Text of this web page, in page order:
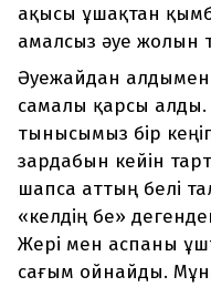
ақысы ұшақтан
амалсыз әуе жолын
Әуежайдан алдымен
самалы қарсы алды.
тынысымыз бір
зардабын кейін
шапса аттың белі
«келдің бе»
Жері мен аспаны
сағым ойнайды.